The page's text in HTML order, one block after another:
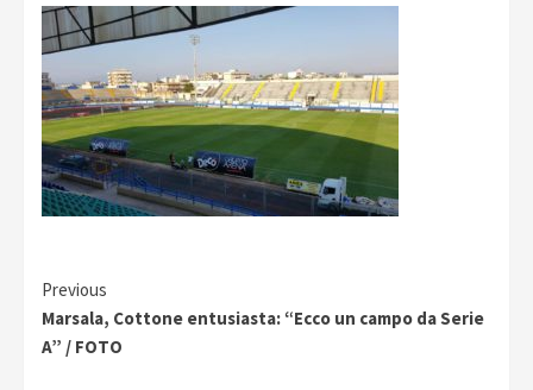
Continue
Reading
Previous
Marsala, Cottone entusiasta: “Ecco un campo da Serie
A” / FOTO